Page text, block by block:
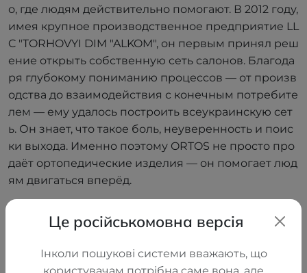
о, где людям действительно помогают. В 2012 году,
имея крупное производственное предприятие LL
C "TORHOVYI DIM "ALKOM", он первым принял реш
ение открыть собственную сеть салонов. Благода
ря глубокому пониманию процессов — от произв
одства до взаимодействия с конечным потребите
лем — ему удалось построить всеукраинскую сет
ь. Он знает, что такое боль, неуверенность и поис
ки выхода. Именно поэтому ORTOS не просто про
даёт ортопедические изделия — он помогает люд
ям двигаться вперёд.
Це російськомовна версія
Інколи пошукові системи вважають, що
користувачам потрібна саме вона, але